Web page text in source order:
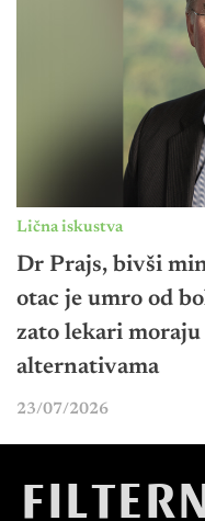
Lična iskustva
Dr Prajs, bivši
otac je umro od
zato lekari
alternativama
23/07/2026